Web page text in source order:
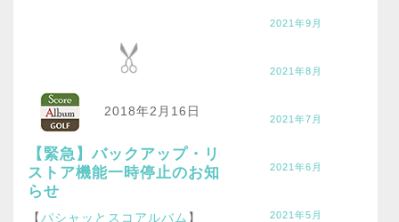
2018年2月16日
【緊急】バックアップ・リ
ストア機能一時停止のお知
らせ
【パシャッとスコアルバム 】
2021年9月
2021年8月
2021年7月
2021年6月
2021年5月